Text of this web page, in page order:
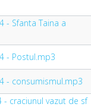
- Sfanta Taina a
- Postul.mp3
- consumismul.mp3
- craciunul vazut de sf